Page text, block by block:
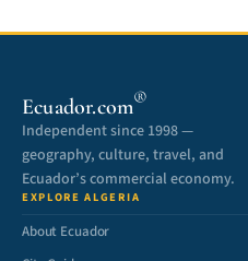
Ecuador.com®
Independent since 1998 —
geography, culture, travel, and
Ecuador’s commercial economy.
EXPLORE ALGERIA
About Ecuador